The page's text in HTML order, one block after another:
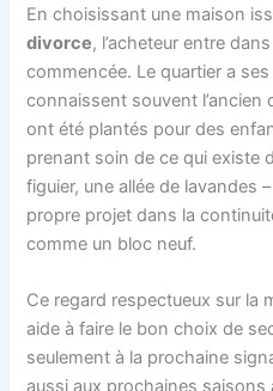
En choisissant une maison
divorce, l’acheteur entre
commencée. Le quartier a
connaissent souvent l’ancien
ont été plantés pour des
prenant soin de ce qui existe
figuier, une allée de lavandes
propre projet dans la
comme un bloc neuf.
Ce regard respectueux sur la
aide à faire le bon choix de
seulement à la prochaine
aussi aux prochaines